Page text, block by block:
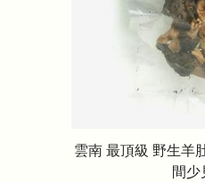
雲南 最頂級 野生羊
間少